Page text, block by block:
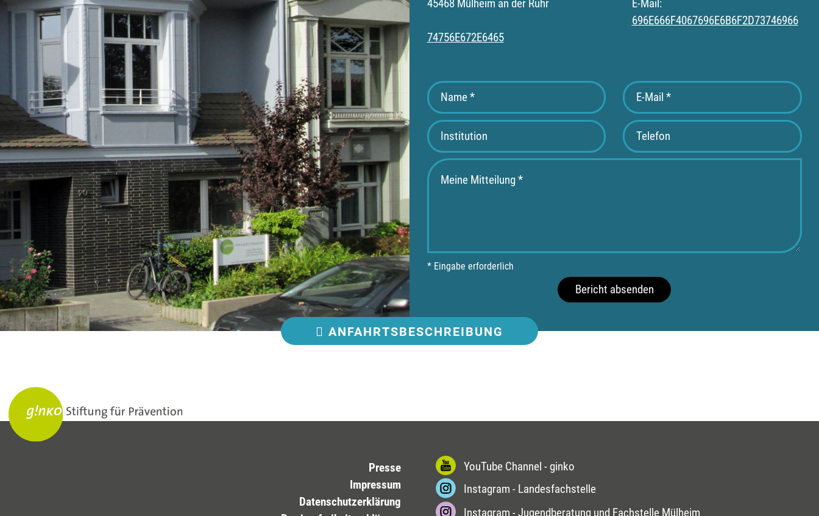
45468 Mülheim an der Ruhr
E-Mail:
696E666F4067696E6B6F2D73746966
74756E672E6465
* Eingabe erforderlich
Bericht absenden
ANFAHRTSBESCHREIBUNG
Presse
Impressum
Datenschutzerklärung
YouTube Channel - ginko
Instagram - Landesfachstelle
Instagram - Jugendberatung und Fachstelle Mülheim